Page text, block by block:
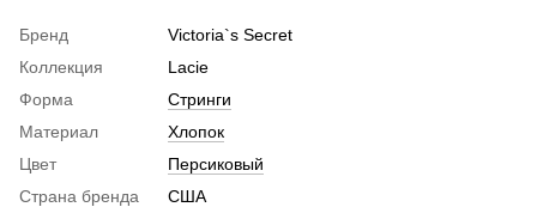
Бренд
Victoria`s Secret
Коллекция
Lacie
Форма
Стринги
Материал
Хлопок
Цвет
Персиковый
Страна бренда
США